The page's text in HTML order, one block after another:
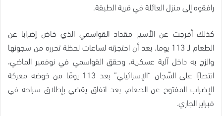
رافقوه إلى منزل العائلة في قرية الطبقة.
كذلك أفرجت عن الأسير مقداد القواسمي الذي خاض إضرابا عن
الطعام لـ 113 يوما. بعد أن احتجزته لساعات لحظة تحرره من سجونها
والزج به داخل آلية عسكرية، وحقق القواسمي في نوفمبر الماضي،
انتصارًا على السّجان “الإسرائيلي” بعد 113 يومًا من خوضه معركة
الإضراب المفتوح عن الطعام، بعد اتفاق يقضي بإطلاق سراحه في
فبراير الجاري.